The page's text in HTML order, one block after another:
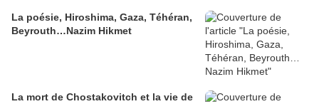
La poésie, Hiroshima, Gaza, Téhéran,
Beyrouth…Nazim Hikmet
La mort de Chostakovitch et la vie de